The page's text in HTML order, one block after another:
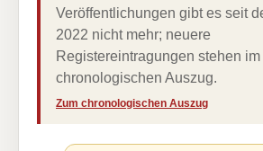
Veröffentlichungen gibt es seit
2022 nicht mehr; neuere
Registereintragungen stehen im
chronologischen Auszug.
Zum chronologischen Auszug